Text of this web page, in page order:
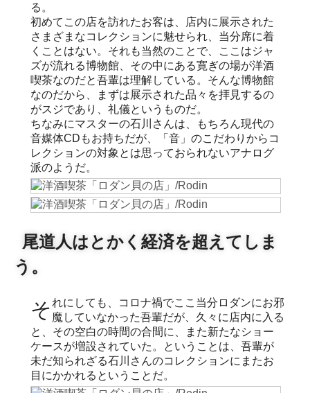
る。
初めてこの店を訪れたお客は、店内に展示された
さまざまなコレクションに魅せられ、当分席に着
くことはない。それも当然のことで、ここはジャ
ズが流れる博物館、その中にある寛ぎの場が洋酒
喫茶なのだと吾輩は理解している。そんな博物館
なのだから、まずは展示された品々を拝見するの
がスジであり、礼儀というものだ。
ちなみにマスターの石川さんは、もちろん現代の
音媒体CDもお持ちだが、「音」のこだわりからコ
レクションの対象とは思っておられないアナログ
派のようだ。
尾道人はとかく経済を超えてしま
う。
それにしても、コロナ禍でここ当分ロダンにお邪 魔していなかった吾輩だが、久々に店内に入る
と、その空白の時間の合間に、また新たなショー
ケースが増設されていた。ということは、吾輩が
未だ知られざる石川さんのコレクションにまたお
目にかかれるということだ。